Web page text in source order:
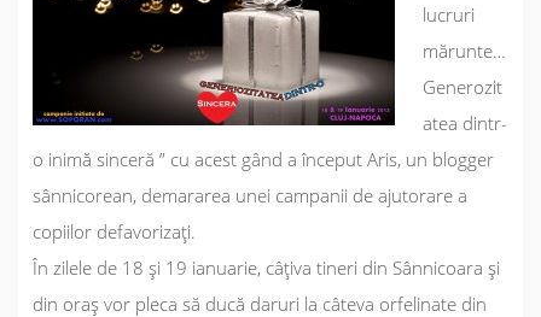
lucruri
mărunte…
Generozit
atea dintr-
o inimă sinceră ” cu acest gând a început Aris, un blogger
sânnicorean, demararea unei campanii de ajutorare a
copiilor defavorizați.
În zilele de 18 și 19 ianuarie, câțiva tineri din Sânnicoara și
din oraș vor pleca să ducă daruri la câteva orfelinate din